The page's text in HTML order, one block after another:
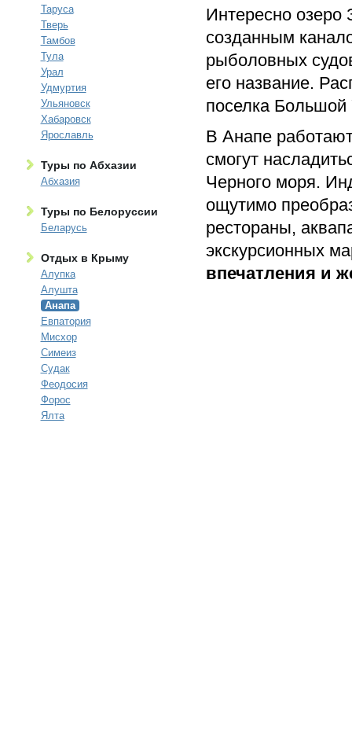
Таруса
Тверь
Тамбов
Тула
Урал
Удмуртия
Ульяновск
Хабаровск
Ярославль
Туры по Абхазии
Абхазия
Туры по Белоруссии
Беларусь
Отдых в Крыму
Алупка
Алушта
Анапа
Евпатория
Мисхор
Симеиз
Судак
Феодосия
Форос
Ялта
Интересно озеро
созданным
рыболовных
его название.
поселка
В Анапе
смогут
Черного моря.
ощутимо
рестораны,
экскурсионных
впечатления и